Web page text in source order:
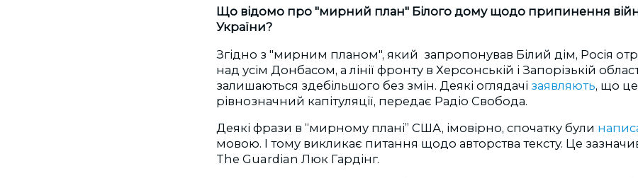
Що відомо про "мирний план" Білого дому щодо припинення
України?
Згідно з "мирним планом", який запропонував Білий дім, Росія
над усім Донбасом, а лінії фронту в Херсонській і Запорізькій
залишаються здебільшого без змін. Деякі оглядачі заявляють, що
рівнозначний капітуляції, передає Радіо Свобода.
Деякі фрази в “мирному плані” США, імовірно, спочатку були
мовою. І тому викликає питання щодо авторства тексту. Це
The Guardian Люк Гардінг.